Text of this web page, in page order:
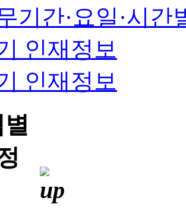
기간·요일·시간
인재정보
인재정보